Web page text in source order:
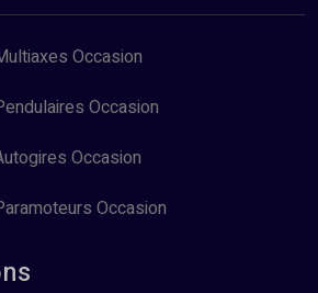
Occasion
Occasion
Occasion
Occasion